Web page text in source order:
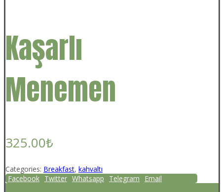
Kaşarlı
Menemen
325.00₺
Categories: Breakfast, kahvaltı
Facebook Twitter Whatsapp Telegram Email